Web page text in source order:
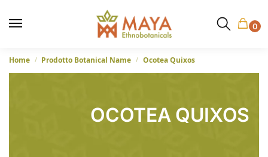
0
Home / Prodotto Botanical Name / Ocotea Quixos
OCOTEA QUIXOS